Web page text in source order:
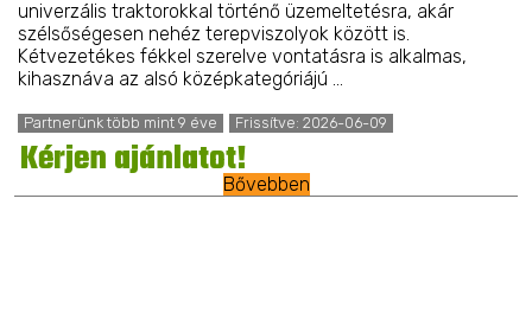
univerzális traktorokkal történő üzemeltetésra, akár
szélsőségesen nehéz terepviszolyok között is.
Kétvezetékes fékkel szerelve vontatásra is alkalmas,
kihasznáva az alsó középkategóriájú ...
Partnerünk több mint 9 éve Frissítve: 2026-06-09
Kérjen ajánlatot!Bővebben